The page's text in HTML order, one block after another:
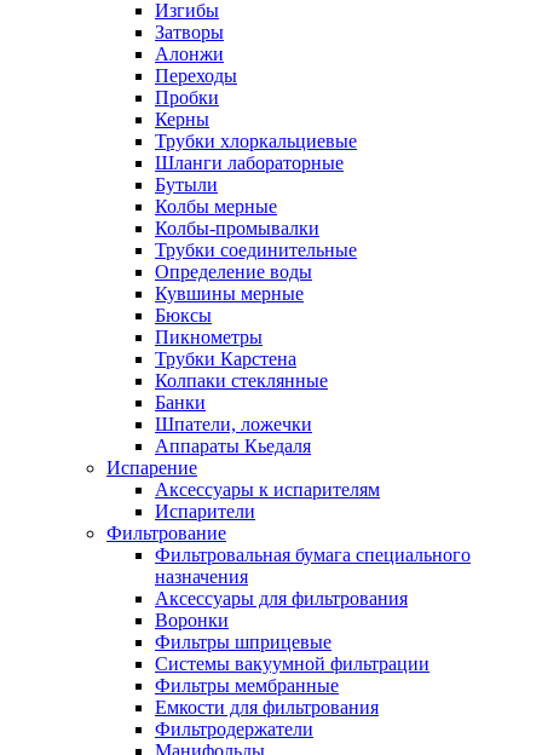
Изгибы
Затворы
Алонжи
Переходы
Пробки
Керны
Трубки хлоркальциевые
Шланги лабораторные
Бутыли
Колбы мерные
Колбы-промывалки
Трубки соединительные
Определение воды
Кувшины мерные
Бюксы
Пикнометры
Трубки Карстена
Колпаки стеклянные
Банки
Шпатели, ложечки
Аппараты Кьедаля
Испарение
Аксессуары к испарителям
Испарители
Фильтрование
Фильтровальная бумага специального
назначения
Аксессуары для фильтрования
Воронки
Фильтры шприцевые
Системы вакуумной фильтрации
Фильтры мембранные
Емкости для фильтрования
Фильтродержатели
Манифольды